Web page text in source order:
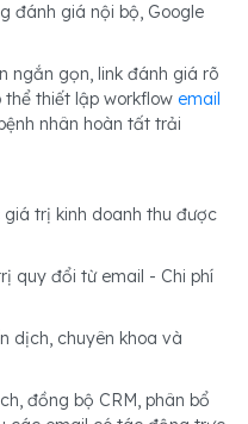
đánh giá nội bộ, Google
ngắn gọn, link đánh giá rõ
thể thiết lập workflow email
nhân hoàn tất trải
trị kinh doanh thu được
quy đổi từ email - Chi phí
dịch, chuyên khoa và
đồng bộ CRM, phân bổ